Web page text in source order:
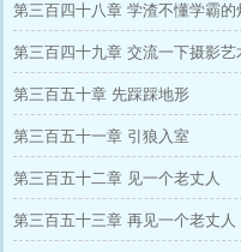
第三百四十八章 学渣不懂学霸的
第三百四十九章 交流一下摄影艺
第三百五十章 先踩踩地形
第三百五十一章 引狼入室
第三百五十二章 见一个老丈人
第三百五十三章 再见一个老丈人